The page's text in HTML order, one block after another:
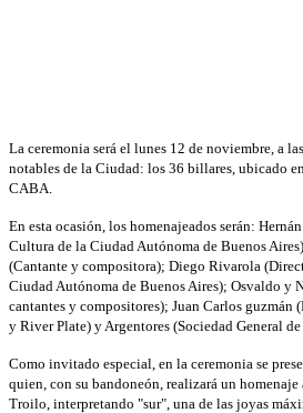
La ceremonia será el lunes 12 de noviembre, a
notables de la Ciudad: los 36 billares, ubicado
CABA.
En esta ocasión, los homenajeados serán:
Cultura de la Ciudad Autónoma de Buenos
(Cantante y compositora); Diego Rivarola
Ciudad Autónoma de Buenos Aires); Osvaldo y
cantantes y compositores); Juan Carlos
y River Plate) y Argentores (Sociedad General
Como invitado especial, en la ceremonia se
quien, con su bandoneón, realizará un
Troilo, interpretando "sur", una de las joyas